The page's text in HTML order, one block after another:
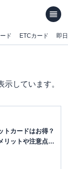
ド ETCカード 即
しています。
トカードはお得？
リットや注意点を